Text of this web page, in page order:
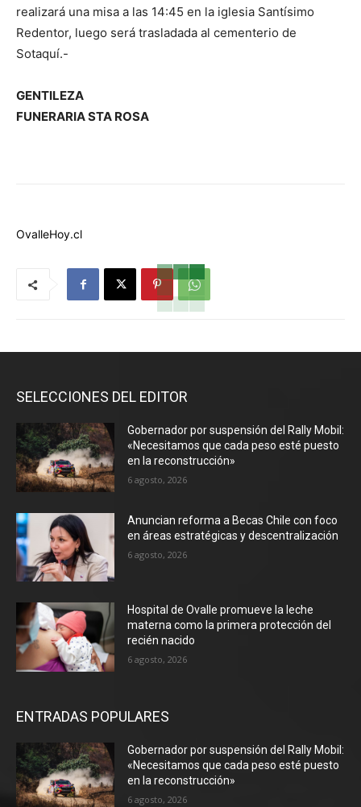
realizará una misa a las 14:45 en la iglesia Santísimo
Redentor, luego será trasladada al cementerio de
Sotaquí.-
GENTILEZA
FUNERARIA STA ROSA
OvalleHoy.cl
SELECCIONES DEL EDITOR
Gobernador por suspensión del Rally Mobil:
«Necesitamos que cada peso esté puesto
en la reconstrucción»
6 agosto, 2026
Anuncian reforma a Becas Chile con foco
en áreas estratégicas y descentralización
6 agosto, 2026
Hospital de Ovalle promueve la leche
materna como la primera protección del
recién nacido
6 agosto, 2026
ENTRADAS POPULARES
Gobernador por suspensión del Rally Mobil:
«Necesitamos que cada peso esté puesto
en la reconstrucción»
6 agosto, 2026